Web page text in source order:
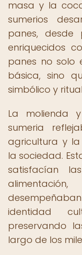
masa y la
sumerios
panes, desde
enriquecidos
panes no solo
básica, sino
simbólico y
La molienda
sumeria
agricultura y
la sociedad.
satisfacían
identidad
preservando
largo de los